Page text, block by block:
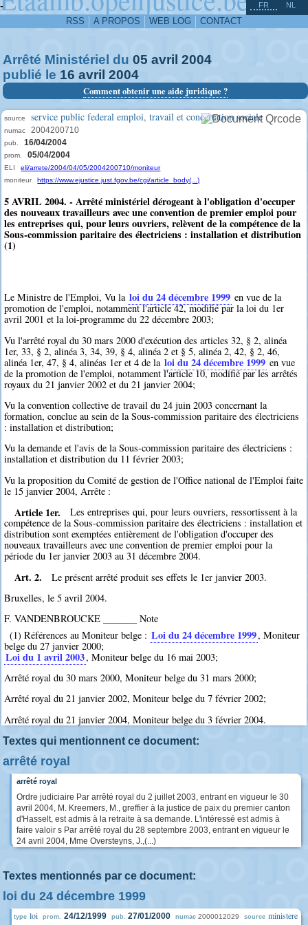
-
RSS A PROPOS WEB LOG CONTACT
FR NL
Arrêté Ministériel du 05 avril 2004
publié le 16 avril 2004
Comment obtenir une aide juridique ?
source service public federal emploi, travail et concertation sociale
numac 2004200710
pub. 16/04/2004
prom. 05/04/2004
ELI
eli/arrete/2004/04/05/2004200710/moniteur
moniteur
https://www.ejustice.just.fgov.be/cgi/article_body(...)
5 AVRIL 2004. - Arrêté ministériel dérogeant à l'obligation d'occuper
des nouveaux travailleurs avec une convention de premier emploi pour
les entreprises qui, pour leurs ouvriers, relèvent de la compétence de la
Sous-commission paritaire des électriciens : installation et distribution
(1)
Le Ministre de l'Emploi, Vu la loi du 24 décembre 1999 en vue de la
promotion de l'emploi, notamment l'article 42, modifié par la loi du 1er
avril 2001 et la loi-programme du 22 décembre 2003;
Vu l'arrêté royal du 30 mars 2000 d'exécution des articles 32, § 2, alinéa
1er, 33, § 2, alinéa 3, 34, 39, § 4, alinéa 2 et § 5, alinéa 2, 42, § 2, 46,
alinéa 1er, 47, § 4, alinéas 1er et 4 de la loi du 24 décembre 1999 en vue
de la promotion de l'emploi, notamment l'article 10, modifié par les arrêtés
royaux du 21 janvier 2002 et du 21 janvier 2004;
Vu la convention collective de travail du 24 juin 2003 concernant la
formation, conclue au sein de la Sous-commission paritaire des électriciens
: installation et distribution;
Vu la demande et l'avis de la Sous-commission paritaire des électriciens :
installation et distribution du 11 février 2003;
Vu la proposition du Comité de gestion de l'Office national de l'Emploi faite
le 15 janvier 2004, Arrête :
Article 1er.
Les entreprises qui, pour leurs ouvriers, ressortissent à la
compétence de la Sous-commission paritaire des électriciens : installation et
distribution sont exemptées entièrement de l'obligation d'occuper des
nouveaux travailleurs avec une convention de premier emploi pour la
période du 1er janvier 2003 au 31 décembre 2004.
Art. 2.
Le présent arrêté produit ses effets le 1er janvier 2003.
Bruxelles, le 5 avril 2004.
F. VANDENBROUCKE _______ Note
(1) Références au Moniteur belge : Loi du 24 décembre 1999, Moniteur
belge du 27 janvier 2000;
Loi du 1 avril 2003, Moniteur belge du 16 mai 2003;
Arrêté royal du 30 mars 2000, Moniteur belge du 31 mars 2000;
Arrêté royal du 21 janvier 2002, Moniteur belge du 7 février 2002;
Arrêté royal du 21 janvier 2004, Moniteur belge du 3 février 2004.
Textes qui mentionnent ce document:
arrêté royal
arrêté royal
Ordre judiciaire Par arrêté royal du 2 juillet 2003, entrant en vigueur le 30
avril 2004, M. Kreemers, M., greffier à la justice de paix du premier canton
d'Hasselt, est admis à la retraite à sa demande. L'intéressé est admis à
faire valoir s Par arrêté royal du 28 septembre 2003, entrant en vigueur le
24 avril 2004, Mme Oversteyns, J.,(...)
Textes mentionnés par ce document:
loi du 24 décembre 1999
type loi prom. 24/12/1999 pub. 27/01/2000 numac 2000012029 source ministere
^